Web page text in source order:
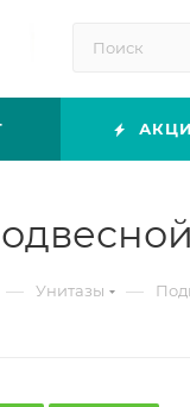
— Унитазы —